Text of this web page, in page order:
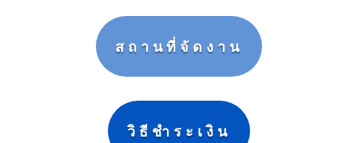
สถานที่จัดงาน
วิธีชำระเงิน